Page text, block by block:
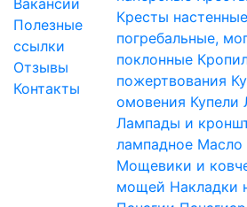
Вакансии
Полезные
ссылки
Отзывы
Контакты
Кресты настенные
погребальные,
поклонные
пожертвования
омовения Купели
Лампады и
лампадное Масло
Мощевики и
мощей Накладки